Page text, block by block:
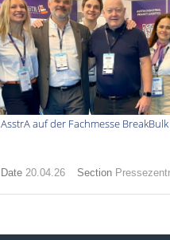
AsstrA auf der Fachmesse
Date 20.04.26 Section